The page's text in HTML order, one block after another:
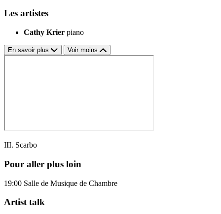
Les artistes
Cathy Krier piano
En savoir plus Voir moins
III. Scarbo
Pour aller plus loin
19:00 Salle de Musique de Chambre
Artist talk